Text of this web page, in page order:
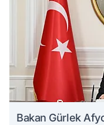
Bakan Gürlek